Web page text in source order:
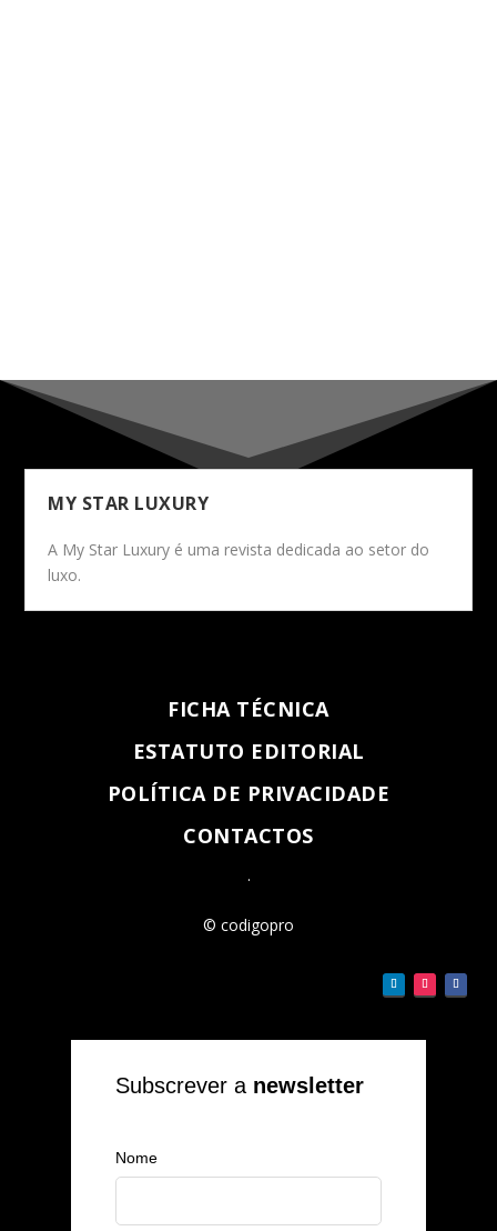
MY STAR LUXURY
A My Star Luxury é uma revista dedicada ao setor do
luxo.
FICHA TÉCNICA
ESTATUTO EDITORIAL
POLÍTICA DE PRIVACIDADE
CONTACTOS
.
© codigopro
Subscrever a newsletter
Nome